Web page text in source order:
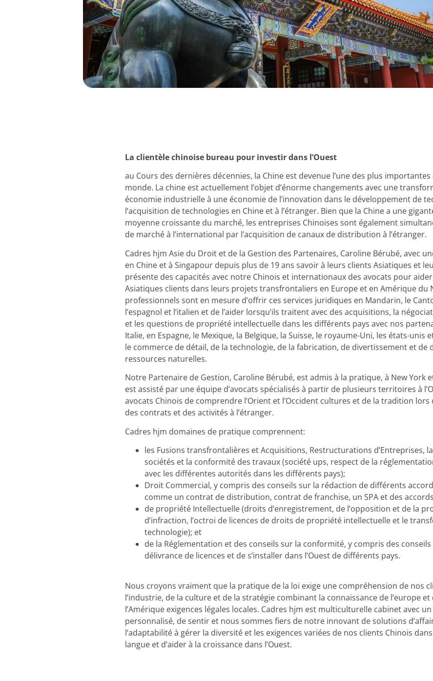
La clientèle chinoise bureau pour investir dans l’Ouest
au Cours des dernières décennies, la Chine est devenue l’une des plus
monde. La chine est actuellement l’objet d’énorme changements avec une
économie industrielle à une économie de l’innovation dans le développement de
l’acquisition de technologies en Chine et à l’étranger. Bien que la Chine a une
moyenne croissante du marché, les entreprises Chinoises sont également
de marché à l’international par l’acquisition de canaux de distribution à l’étranger.
Cadres hjm Asie du Droit et de la Gestion des Partenaires, Caroline Bérubé, avec
en Chine et à Singapour depuis plus de 19 ans savoir à leurs clients Asiatiques et
présente des capacités avec notre Chinois et internationaux des avocats pour
Asiatiques clients dans leurs projets transfrontaliers en Europe et en Amérique du
professionnels sont en mesure d’offrir ces services juridiques en Mandarin, le
l’espagnol et l’italien et de l’aider lorsqu’ils traitent avec des acquisitions, la
et les questions de propriété intellectuelle dans les différents pays avec nos
Italie, en Espagne, le Mexique, la Belgique, la Suisse, le royaume-Uni, les états-unis
le commerce de détail, de la technologie, de la fabrication, de divertissement et de
ressources naturelles.
Notre Partenaire de Gestion, Caroline Bérubé, est admis à la pratique, à New York
est assisté par une équipe d’avocats spécialisés à partir de plusieurs territoires à
avocats Chinois de comprendre l’Orient et l’Occident cultures et de la tradition lors
des contrats et des activités à l’étranger.
Cadres hjm domaines de pratique comprennent:
les Fusions transfrontalières et Acquisitions, Restructurations d’Entreprises,
sociétés et la conformité des travaux (société ups, respect de la
avec les différentes autorités dans les différents pays);
Droit Commercial, y compris des conseils sur la rédaction de différents
comme un contrat de distribution, contrat de franchise, un SPA et des
de propriété Intellectuelle (droits d’enregistrement, de l’opposition et de la
d’infraction, l’octroi de licences de droits de propriété intellectuelle et le
technologie); et
de la Réglementation et des conseils sur la conformité, y compris des
délivrance de licences et de s’installer dans l’Ouest de différents pays.
Nous croyons vraiment que la pratique de la loi exige une compréhension de nos
l’industrie, de la culture et de la stratégie combinant la connaissance de l’europe
l’Amérique exigences légales locales. Cadres hjm est multiculturelle cabinet avec
personnalisé, de sentir et nous sommes fiers de notre innovant de solutions
l’adaptabilité à gérer la diversité et les exigences variées de nos clients Chinois
langue et d’aider à la croissance dans l’Ouest.